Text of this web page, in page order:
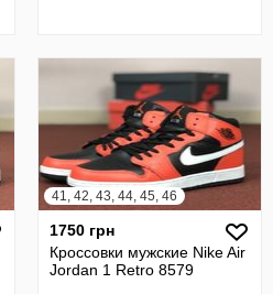
41, 42, 43, 44, 45, 46
1750 грн
Кроссовки мужские Nike Air
Jordan 1 Retro 8579